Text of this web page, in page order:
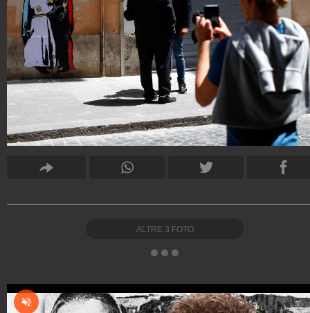
ALTRE 3 FOTO